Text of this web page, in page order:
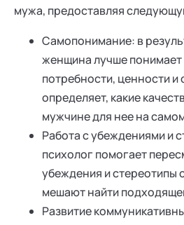
психология"
мужа, предоставляя
Самопонимание: в
женщина лучше понимает
потребности, ценности и
определяет, какие
мужчине для нее на
Работа с убеждениями и
психолог помогает
убеждения и стереотипы
мешают найти
Развитие